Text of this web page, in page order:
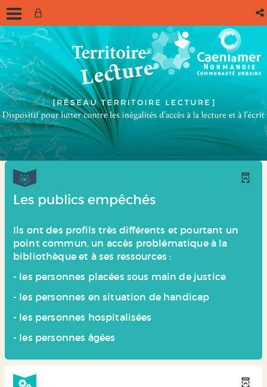
Les publics empêchés
Ils ont des profils très différents et pourtant un
point commun, un accès problématique à la
bibliothèque et à ses ressources :
- les personnes placées sous main de justice
- les personnes en situation de handicap
- les personnes hospitalisées
- les personnes âgées